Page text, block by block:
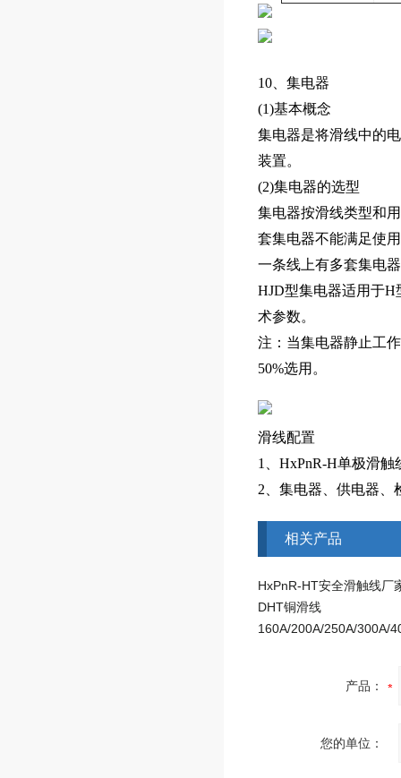
10、集电器
(1)基本概念
集电器是将滑线中的
装置。
(2)集电器的选型
集电器按滑线类型和
套集电器不能满足使
一条线上有多套集电
HJD型集电器适用于
术参数。
注：当集电器静止工
50%选用。
滑线配置
1、HxPnR-H单极滑
2、集电器、供电器、
相关产品
HxPnR-HT安全滑触线厂
DHT铜滑线
产品：
您的单位：